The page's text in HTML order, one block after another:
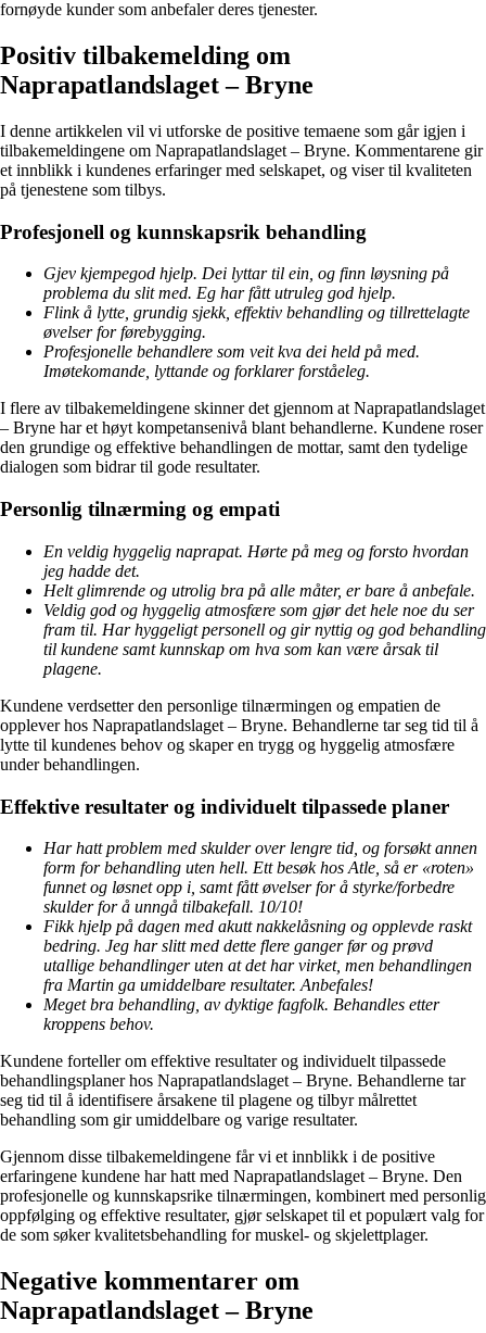
fornøyde kunder som anbefaler deres tjenester.
Positiv tilbakemelding om
Naprapatlandslaget – Bryne
I denne artikkelen vil vi utforske de positive temaene som går igjen i
tilbakemeldingene om Naprapatlandslaget – Bryne. Kommentarene gir
et innblikk i kundenes erfaringer med selskapet, og viser til kvaliteten
på tjenestene som tilbys.
Profesjonell og kunnskapsrik behandling
Gjev kjempegod hjelp. Dei lyttar til ein, og finn løysning på
problema du slit med. Eg har fått utruleg god hjelp.
Flink å lytte, grundig sjekk, effektiv behandling og tillrettelagte
øvelser for førebygging.
Profesjonelle behandlere som veit kva dei held på med.
Imøtekomande, lyttande og forklarer forståeleg.
I flere av tilbakemeldingene skinner det gjennom at Naprapatlandslaget
– Bryne har et høyt kompetansenivå blant behandlerne. Kundene roser
den grundige og effektive behandlingen de mottar, samt den tydelige
dialogen som bidrar til gode resultater.
Personlig tilnærming og empati
En veldig hyggelig naprapat. Hørte på meg og forsto hvordan
jeg hadde det.
Helt glimrende og utrolig bra på alle måter, er bare å anbefale.
Veldig god og hyggelig atmosfære som gjør det hele noe du ser
fram til. Har hyggeligt personell og gir nyttig og god behandling
til kundene samt kunnskap om hva som kan være årsak til
plagene.
Kundene verdsetter den personlige tilnærmingen og empatien de
opplever hos Naprapatlandslaget – Bryne. Behandlerne tar seg tid til å
lytte til kundenes behov og skaper en trygg og hyggelig atmosfære
under behandlingen.
Effektive resultater og individuelt tilpassede planer
Har hatt problem med skulder over lengre tid, og forsøkt annen
form for behandling uten hell. Ett besøk hos Atle, så er «roten»
funnet og løsnet opp i, samt fått øvelser for å styrke/forbedre
skulder for å unngå tilbakefall. 10/10!
Fikk hjelp på dagen med akutt nakkelåsning og opplevde raskt
bedring. Jeg har slitt med dette flere ganger før og prøvd
utallige behandlinger uten at det har virket, men behandlingen
fra Martin ga umiddelbare resultater. Anbefales!
Meget bra behandling, av dyktige fagfolk. Behandles etter
kroppens behov.
Kundene forteller om effektive resultater og individuelt tilpassede
behandlingsplaner hos Naprapatlandslaget – Bryne. Behandlerne tar
seg tid til å identifisere årsakene til plagene og tilbyr målrettet
behandling som gir umiddelbare og varige resultater.
Gjennom disse tilbakemeldingene får vi et innblikk i de positive
erfaringene kundene har hatt med Naprapatlandslaget – Bryne. Den
profesjonelle og kunnskapsrike tilnærmingen, kombinert med personlig
oppfølging og effektive resultater, gjør selskapet til et populært valg for
de som søker kvalitetsbehandling for muskel- og skjelettplager.
Negative kommentarer om
Naprapatlandslaget – Bryne